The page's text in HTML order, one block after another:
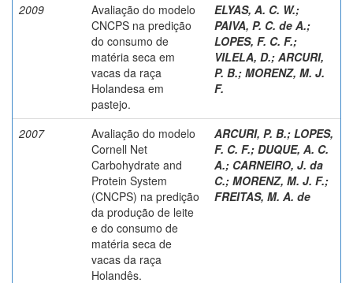
2009
Avaliação do modelo
CNCPS na predição
do consumo de
matéria seca em
vacas da raça
Holandesa em
pastejo.
ELYAS, A. C. W.;
PAIVA, P. C. de A.;
LOPES, F. C. F.;
VILELA, D.; ARCURI,
P. B.; MORENZ, M. J.
F.
2007
Avaliação do modelo
Cornell Net
Carbohydrate and
Protein System
(CNCPS) na predição
da produção de leite
e do consumo de
matéria seca de
vacas da raça
Holandês.
ARCURI, P. B.; LOPES,
F. C. F.; DUQUE, A. C.
A.; CARNEIRO, J. da
C.; MORENZ, M. J. F.;
FREITAS, M. A. de